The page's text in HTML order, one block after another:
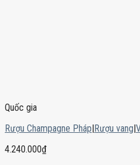
Quốc gia
Rượu Champagne Pháp|Rượu vang|
4.240.000₫